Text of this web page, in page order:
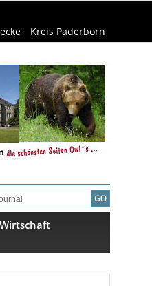
Kreis Paderborn
Wirtschaft